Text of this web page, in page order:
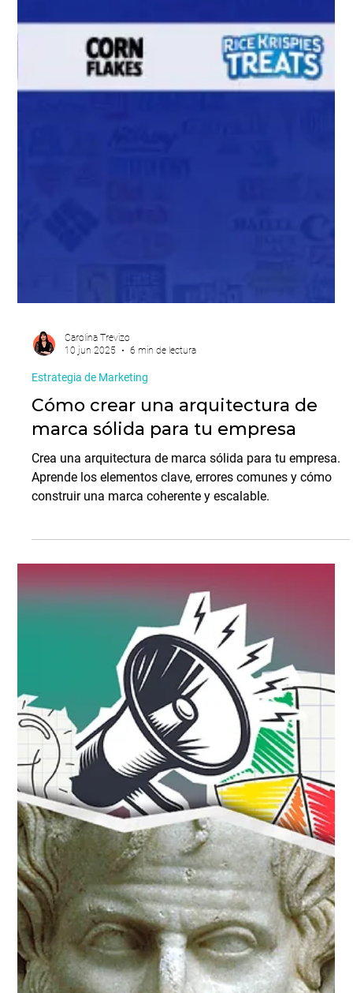
Carolina Trevizo
10 jun 2025
6 min de lectura
Estrategia de Marketing
Cómo crear una arquitectura de
marca sólida para tu empresa
Crea una arquitectura de marca sólida para tu empresa.
Aprende los elementos clave, errores comunes y cómo
construir una marca coherente y escalable.